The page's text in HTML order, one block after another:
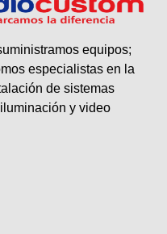
equipos;
especialistas en la
de sistemas
y video